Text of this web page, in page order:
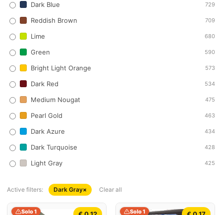
Dark Blue 729
Reddish Brown 709
Lime 680
Green 590
Bright Light Orange 573
Dark Red 534
Medium Nougat 475
Pearl Gold 463
Dark Azure 434
Dark Turquoise 428
Light Gray 425
Active filters: Dark Gray× Clear all
Solo 1 Solo 1